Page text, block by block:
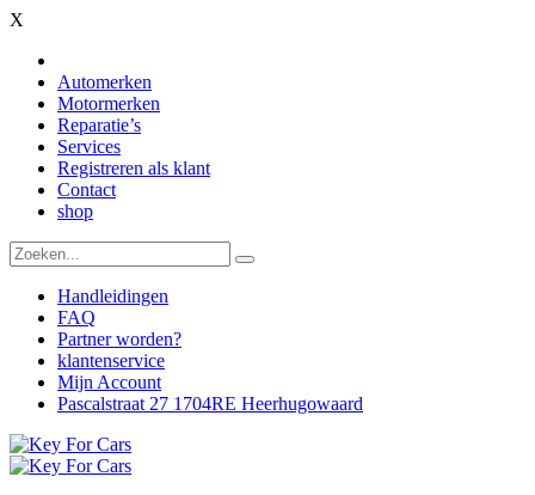
X
Automerken
Motormerken
Reparatie’s
Services
Registreren als klant
Contact
shop
Handleidingen
FAQ
Partner worden?
klantenservice
Mijn Account
Pascalstraat 27 1704RE Heerhugowaard